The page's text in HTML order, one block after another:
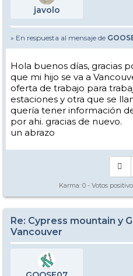
javolo
» En respuesta al mensaje de
Hola buenos días, gracias
que mi hijo se va a
oferta de trabajo para
estaciones y otra que se
quería tener información
por ahi. gracias de nuevo.
un abrazo
Karma: 0 - Votos
Re: Cypress mountain y
Vancouver